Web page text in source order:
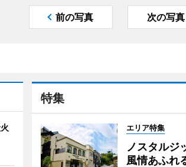
前の写真 次の写真
特集
エリア特集
ノスタル
風情あふれ